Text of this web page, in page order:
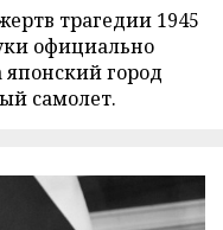
трагедии 1945
официально
город
самолет.